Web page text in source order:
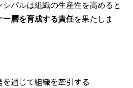
パルは組織の生産性を高めると
ー層を育成する責任を果たしま
通じて組織を牽引する